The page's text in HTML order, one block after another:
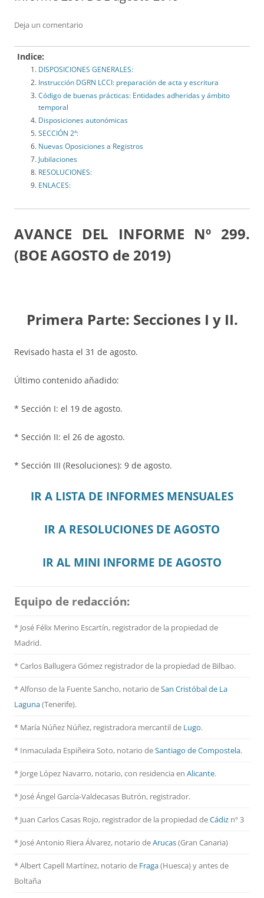
Deja un comentario
Indice:
DISPOSICIONES GENERALES:
Instrucción DGRN LCCI: preparación de acta y escritura
Código de buenas prácticas: Entidades adheridas y ámbito
temporal
Disposiciones autonómicas
SECCIÓN 2ª:
Nuevas Oposiciones a Registros
Jubilaciones
RESOLUCIONES:
ENLACES:
AVANCE DEL INFORME Nº 299.
(BOE AGOSTO de 2019)
Primera Parte: Secciones I y II.
Revisado hasta el 31 de agosto.
Último contenido añadido:
* Sección I: el 19 de agosto.
* Sección II: el 26 de agosto.
* Sección III (Resoluciones): 9 de agosto.
IR A LISTA DE INFORMES MENSUALES
IR A RESOLUCIONES DE AGOSTO
IR AL MINI INFORME DE AGOSTO
Equipo de redacción:
* José Félix Merino Escartín, registrador de la propiedad de
Madrid.
* Carlos Ballugera Gómez registrador de la propiedad de Bilbao.
* Alfonso de la Fuente Sancho, notario deSan Cristóbal de La
Laguna(Tenerife).
* María Núñez Núñez, registradora mercantil de Lugo.
* Inmaculada Espiñeira Soto, notario deSantiago de Compostela.
* Jorge López Navarro, notario, con residencia en Alicante.
* José Ángel García-Valdecasas Butrón, registrador.
* Juan Carlos Casas Rojo, registrador de la propiedad deCádiz nº 3
* José Antonio Riera Álvarez, notario deArucas(Gran Canaria)
* Albert Capell Martínez, notario de Fraga(Huesca) y antes de
Boltaña